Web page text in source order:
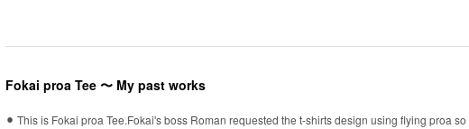
Fokai proa Tee 〜 My past works
⚫︎ This is Fokai proa Tee.Fokai's boss Roman requested the t-shirts design using flying proa